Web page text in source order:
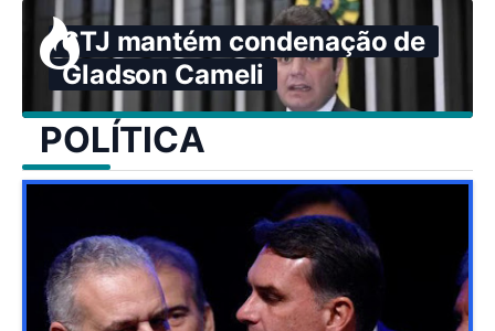
STJ mantém condenação de
Gladson Cameli
POLÍTICA